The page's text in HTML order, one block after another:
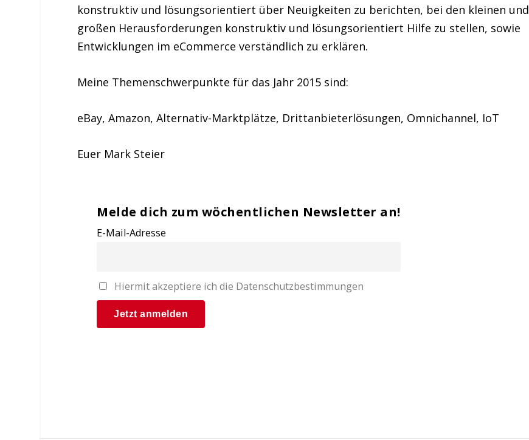
konstruktiv und lösungsorientiert über Neuigkeiten zu berichten, bei den kleinen und
großen Herausforderungen konstruktiv und lösungsorientiert Hilfe zu stellen, sowie
Entwicklungen im eCommerce verständlich zu erklären.
Meine Themenschwerpunkte für das Jahr 2015 sind:
eBay, Amazon, Alternativ-Marktplätze, Drittanbieterlösungen, Omnichannel, IoT
Euer Mark Steier
Melde dich zum wöchentlichen Newsletter an!
E-Mail-Adresse
Hiermit akzeptiere ich die Datenschutzbestimmungen